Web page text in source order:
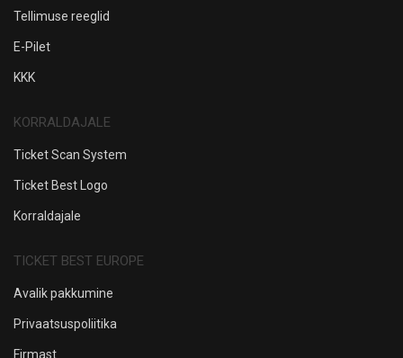
Tellimuse reeglid
E-Pilet
KKK
KORRALDAJALE
Ticket Scan System
Ticket Best Logo
Korraldajale
TICKET BEST EUROPE
Avalik pakkumine
Privaatsuspoliitika
Firmast